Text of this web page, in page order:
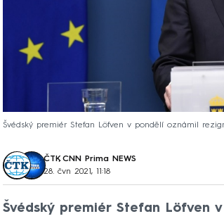
Švédský premiér Stefan Löfven v pondělí oznámil
ČTK, CNN Prima NEWS
28. čvn 2021, 11:18
Švédský premiér Stefan Löfven